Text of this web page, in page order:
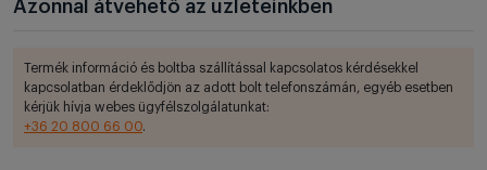
Azonnal átvehető az üzleteinkben
Termék információ és boltba szállítással kapcsolatos kérdésekkel
kapcsolatban érdeklődjön az adott bolt telefonszámán, egyéb esetben
kérjük hívja webes ügyfélszolgálatunkat:
+36 20 800 66 00.